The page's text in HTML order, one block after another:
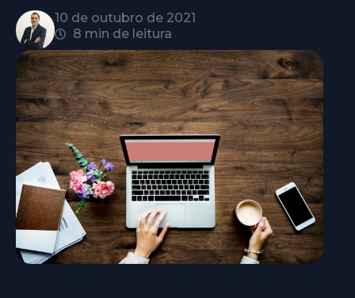
10 de outubro de 2021
8 min de leitura